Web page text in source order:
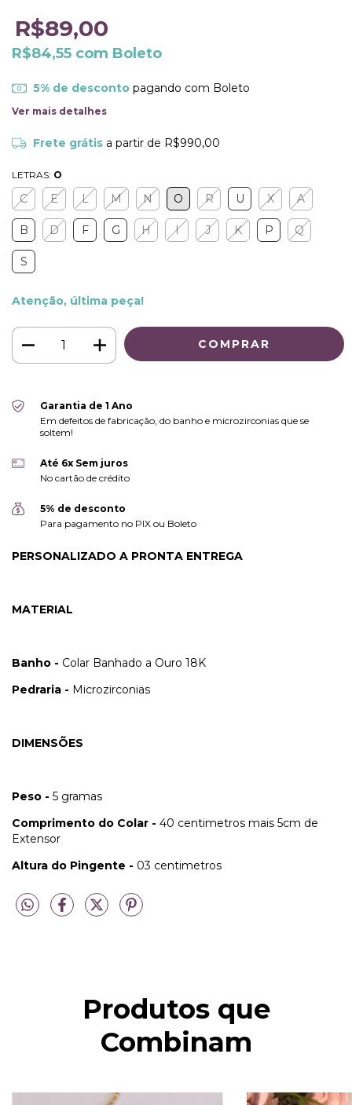
R$89,00
R$84,55 com Boleto
5% de descontopagando com Boleto
Ver mais detalhes
Frete grátis a partir de R$990,00
LETRAS: O
C E L M N O R U X A
B D F G H I J K P Q
S
Atenção, última peça!
Garantia de 1 Ano
Em defeitos de fabricação, do banho e microzirconias que se
soltem!
Até 6x Sem juros
No cartão de crédito
5% de desconto
Para pagamento no PIX ou Boleto
PERSONALIZADO A PRONTA ENTREGA
MATERIAL
Banho - Colar Banhado a Ouro 18K
Pedraria - Microzirconias
DIMENSÕES
Peso - 5 gramas
Comprimento do Colar - 40 centimetros mais 5cm de
Extensor
Altura do Pingente - 03 centimetros
Produtos que
Combinam